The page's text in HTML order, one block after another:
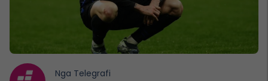
Nga Telegrafi